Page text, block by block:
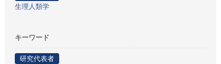
生理人類学
キーワード
研究代表者